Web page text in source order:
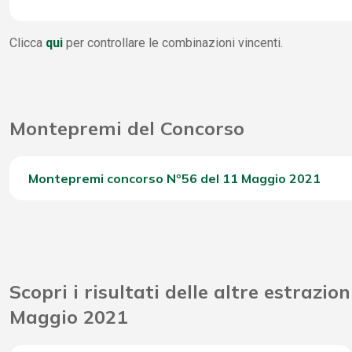
3 Stella
1 Stella
0 Stella
Clicca qui per controllare le combinazioni vincenti.
Montepremi del Concorso
Montepremi concorso Nº56 del 11 Maggio 2021
Attribuzione da D.D: 2011/49938/Giochi/Ena del 16/12/
Scopri i risultati delle altre
Maggio 2021